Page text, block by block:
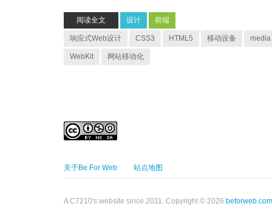
阅读全文 设计 前端
响应式Web设计 CSS3 HTML5 移动设备
WebKit 网站移动化
关于Be For Web 站点地图
A C7210's website since 2011. Copyright © 2026 beforweb.com